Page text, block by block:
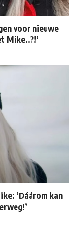
voor nieuwe
Mike..?!’
‘Dáárom kan